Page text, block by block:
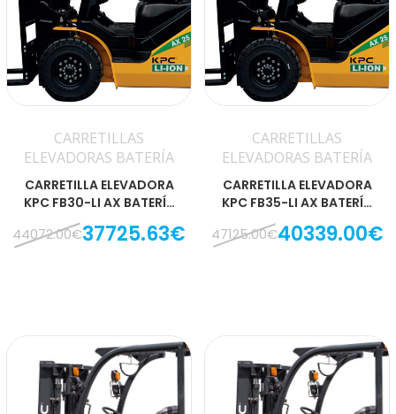
CARRETILLAS
ELEVADORAS BATERÍA
CARRETILLA ELEVADORA
KPC FB30-LI AX BATERÍA
44072.00€37725.63€
CARRETILLAS
ELEVADORAS BATERÍA
CARRETILLA ELEVADORA
KPC FB35-LI AX BATERÍA
47125.00€40339.00€